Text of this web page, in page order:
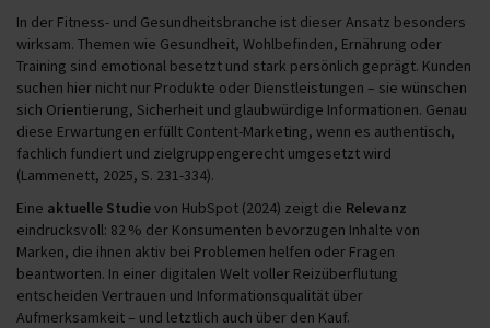
In der Fitness- und Gesundheitsbranche ist dieser Ansatz besonders
wirksam. Themen wie Gesundheit, Wohlbefinden, Ernährung oder
Training sind emotional besetzt und stark persönlich geprägt. Kunden
suchen hier nicht nur Produkte oder Dienstleistungen – sie wünschen
sich Orientierung, Sicherheit und glaubwürdige Informationen. Genau
diese Erwartungen erfüllt Content-Marketing, wenn es authentisch,
fachlich fundiert und zielgruppengerecht umgesetzt wird
(Lammenett, 2025, S. 231-334).
Eine aktuelle Studievon HubSpot (2024) zeigt die Relevanz
eindrucksvoll: 82 % der Konsumenten bevorzugen Inhalte von
Marken, die ihnen aktiv bei Problemen helfen oder Fragen
beantworten. In einer digitalen Welt voller Reizüberflutung
entscheiden Vertrauen und Informationsqualität über
Aufmerksamkeit – und letztlich auch über den Kauf.